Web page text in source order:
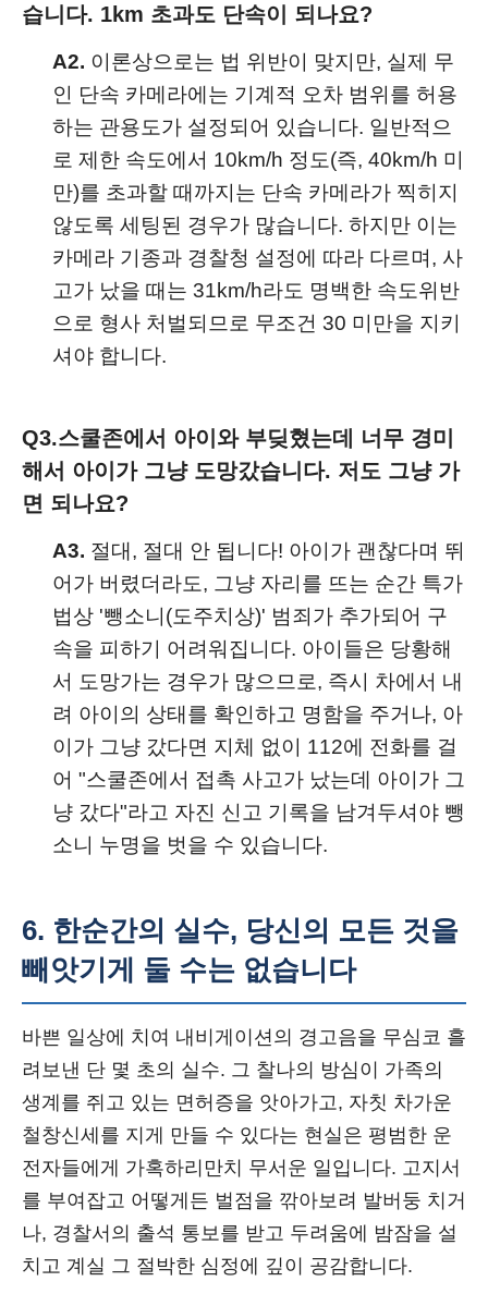
습니다. 1km 초과도 단속이 되나요?
A2. 이론상으로는 법 위반이 맞지만, 실제 무
인 단속 카메라에는 기계적 오차 범위를 허용
하는 관용도가 설정되어 있습니다. 일반적으
로 제한 속도에서 10km/h 정도(즉, 40km/h 미
만)를 초과할 때까지는 단속 카메라가 찍히지
않도록 세팅된 경우가 많습니다. 하지만 이는
카메라 기종과 경찰청 설정에 따라 다르며, 사
고가 났을 때는 31km/h라도 명백한 속도위반
으로 형사 처벌되므로 무조건 30 미만을 지키
셔야 합니다.
Q3.스쿨존에서 아이와 부딪혔는데 너무 경미
해서 아이가 그냥 도망갔습니다. 저도 그냥 가
면 되나요?
A3. 절대, 절대 안 됩니다! 아이가 괜찮다며 뛰
어가 버렸더라도, 그냥 자리를 뜨는 순간 특가
법상 '뺑소니(도주치상)' 범죄가 추가되어 구
속을 피하기 어려워집니다. 아이들은 당황해
서 도망가는 경우가 많으므로, 즉시 차에서 내
려 아이의 상태를 확인하고 명함을 주거나, 아
이가 그냥 갔다면 지체 없이 112에 전화를 걸
어 "스쿨존에서 접촉 사고가 났는데 아이가 그
냥 갔다"라고 자진 신고 기록을 남겨두셔야 뺑
소니 누명을 벗을 수 있습니다.
6. 한순간의 실수, 당신의 모든 것을
빼앗기게 둘 수는 없습니다
바쁜 일상에 치여 내비게이션의 경고음을 무심코 흘
려보낸 단 몇 초의 실수. 그 찰나의 방심이 가족의
생계를 쥐고 있는 면허증을 앗아가고, 자칫 차가운
철창신세를 지게 만들 수 있다는 현실은 평범한 운
전자들에게 가혹하리만치 무서운 일입니다. 고지서
를 부여잡고 어떻게든 벌점을 깎아보려 발버둥 치거
나, 경찰서의 출석 통보를 받고 두려움에 밤잠을 설
치고 계실 그 절박한 심정에 깊이 공감합니다.